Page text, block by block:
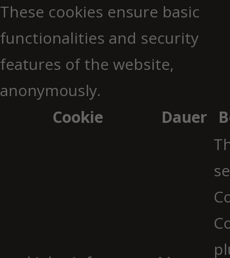
These cookies ensure basic
functionalities and security
features of the website,
anonymously.
Cookie
Dauer